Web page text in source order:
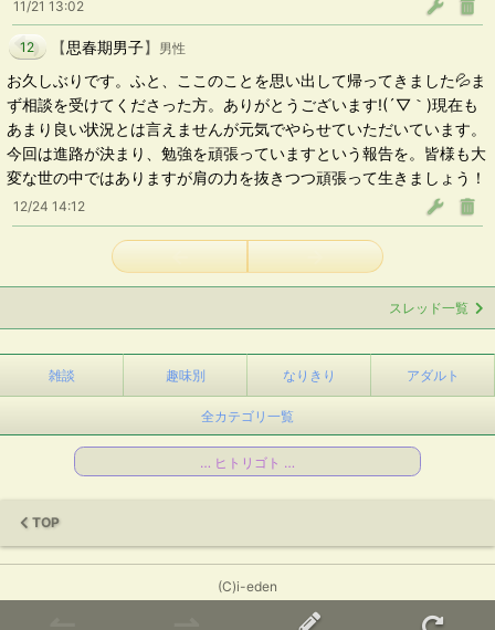
11/21 13:02
12 【思春期男子】 男性
お久しぶりです。ふと、ここのことを思い出して帰ってきました💦ま
ず相談を受けてくださった方。ありがとうございます!(´▽｀)現在も
あまり良い状況とは言えませんが元気でやらせていただいています。
今回は進路が決まり、勉強を頑張っていますという報告を。皆様も大
変な世の中ではありますが肩の力を抜きつつ頑張って生きましょう！
12/24 14:12
スレッド一覧
雑談 趣味別 なりきり アダルト
全カテゴリ一覧
… ヒトリゴト …
TOP
(C)i-eden